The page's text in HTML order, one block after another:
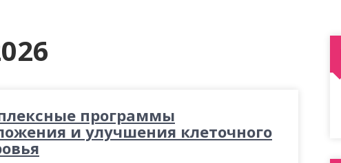
программы
и улучшения клеточного